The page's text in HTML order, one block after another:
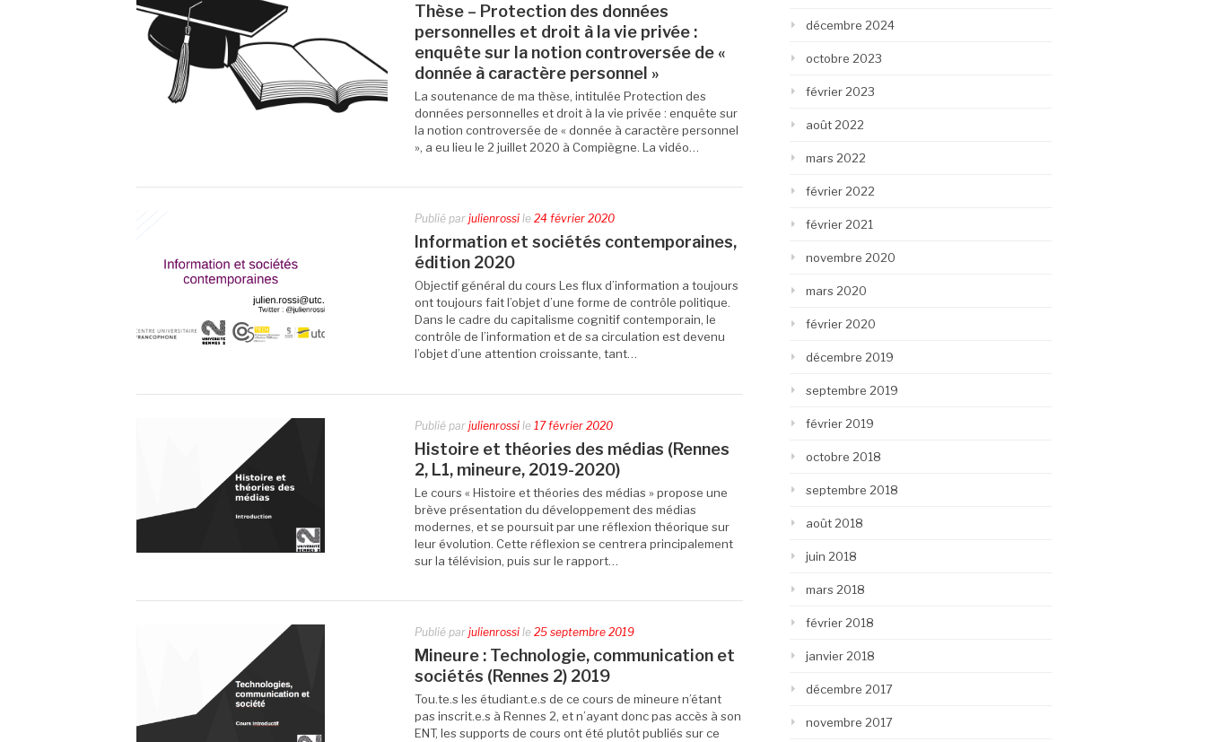
Thèse – Protection des données
personnelles et droit à la vie privée :
enquête sur la notion controversée de «
donnée à caractère personnel »
La soutenance de ma thèse, intitulée Protection des
données personnelles et droit à la vie privée : enquête sur
la notion controversée de « donnée à caractère personnel
», a eu lieu le 2 juillet 2020 à Compiègne. La vidéo…
Publié par julienrossi le 24 février 2020
Information et sociétés contemporaines,
édition 2020
Objectif général du cours Les flux d’information a toujours
ont toujours fait l’objet d’une forme de contrôle politique.
Dans le cadre du capitalisme cognitif contemporain, le
contrôle de l’information et de sa circulation est devenu
l’objet d’une attention croissante, tant…
Publié par julienrossi le 17 février 2020
Histoire et théories des médias (Rennes
2, L1, mineure, 2019-2020)
Le cours « Histoire et théories des médias » propose une
brève présentation du développement des médias
modernes, et se poursuit par une réflexion théorique sur
leur évolution. Cette réflexion se centrera principalement
sur la télévision, puis sur le rapport…
Publié par julienrossi le 25 septembre 2019
Mineure : Technologie, communication et
sociétés (Rennes 2) 2019
Tou.te.s les étudiant.e.s de ce cours de mineure n’étant
pas inscrit.e.s à Rennes 2, et n’ayant donc pas accès à son
ENT, les supports de cours ont été plutôt publiés sur ce
décembre 2024
octobre 2023
février 2023
août 2022
mars 2022
février 2022
février 2021
novembre 2020
mars 2020
février 2020
décembre 2019
septembre 2019
février 2019
octobre 2018
septembre 2018
août 2018
juin 2018
mars 2018
février 2018
janvier 2018
décembre 2017
novembre 2017